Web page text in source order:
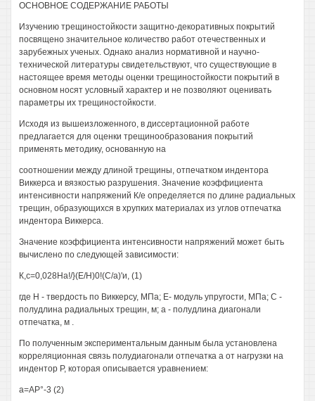
ОСНОВНОЕ СОДЕРЖАНИЕ РАБОТЫ
Изучению трещиностойкости защитно-декоративных покрытий
посвящено значительное количество работ отечественных и
зарубежных ученых. Однако анализ нормативной и научно-
технической литературы свидетельствуют, что существующие в
настоящее время методы оценки трещиностойкости покрытий в
основном носят условный характер и не позволяют оценивать
параметры их трещиностойкости.
Исходя из вышеизложенного, в диссертационной работе
предлагается для оценки трещинообразования покрытий
применять методику, основанную на
соотношении между длиной трещины, отпечатком индентора
Виккерса и вязкостью разрушения. Значение коэффициента
интенсивности напряжений К/е определяется по длине радиальных
трещин, образующихся в хрупких материалах из углов отпечатка
индентора Виккерса.
Значение коэффициента интенсивности напряжений может быть
вычислено по следующей зависимости:
К,с=0,028На!/}(Е/Н)0!(С/а)'и, (1)
где Н - твердость по Виккерсу, МПа; Е- модуль упругости, МПа; С -
полудлина радиальных трещин, м; а - полудлина диагонали
отпечатка, м .
По полученным экспериментальным данным была установлена
корреляционная связь полудиагонали отпечатка а от нагрузки на
индентор Р, которая описывается уравнением:
а=АР°-3 (2)